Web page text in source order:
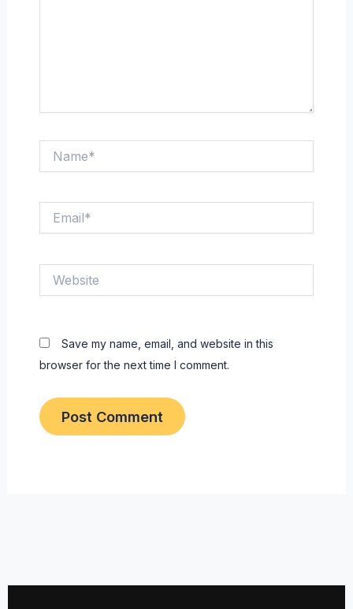
Save my name, email, and website in this
browser for the next time I comment.